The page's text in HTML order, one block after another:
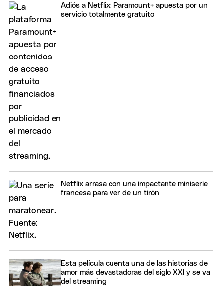
Adiós a Netflix: Paramount+ apuesta por un
servicio totalmente gratuito
Netflix arrasa con una impactante miniserie
francesa para ver de un tirón
Esta película cuenta una de las historias de
amor más devastadoras del siglo XXI y se va
del streaming